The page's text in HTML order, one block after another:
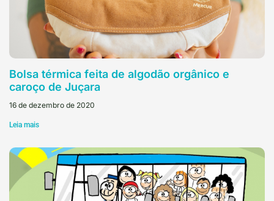
Bolsa térmica feita de algodão orgânico e
caroço de Juçara
16 de dezembro de 2020
Leia mais